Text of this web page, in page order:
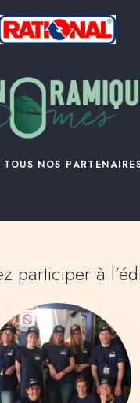
NOS
participer à